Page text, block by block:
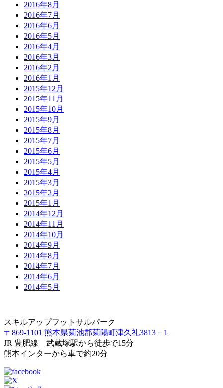
2016年8月
2016年7月
2016年6月
2016年5月
2016年4月
2016年3月
2016年2月
2016年1月
2015年12月
2015年11月
2015年10月
2015年9月
2015年8月
2015年7月
2015年6月
2015年5月
2015年4月
2015年3月
2015年2月
2015年1月
2014年12月
2014年11月
2014年10月
2014年9月
2014年8月
2014年7月
2014年6月
2014年5月
スキルアップフットサルパーク
〒869-1101 熊本県菊池郡菊陽町津久礼3813－1
JR 豊肥線 武蔵塚駅から徒歩で15分
熊本インターから車で約20分